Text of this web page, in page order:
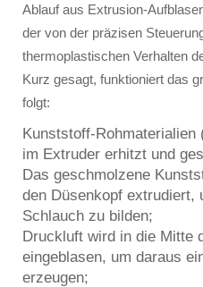
Ablauf aus Extrusion-
der von der präzisen
thermoplastischen Verhalten
Kurz gesagt, funktioniert das
folgt:
Kunststoff-Rohmaterialien
im Extruder erhitzt und
Das geschmolzene
den Düsenkopf extrudiert,
Schlauch zu bilden;
Druckluft wird in die Mitte
eingeblasen, um daraus
erzeugen;